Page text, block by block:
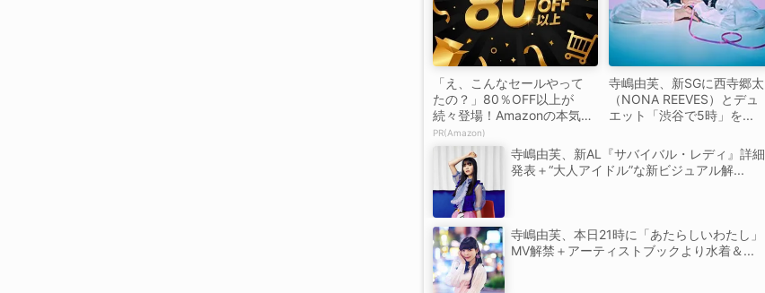
「え、こんなセールやって
たの？」80％OFF以上が
続々登場！Amazonの本気
が...
PR(Amazon)
寺嶋由芙、新SGに西寺郷太
（NONA REEVES）とデュ
エット「渋谷で5時」を...
寺嶋由芙、新AL『サバイバル・レディ』詳細
発表＋“大人アイドル”な新ビジュアル解...
寺嶋由芙、本日21時に「あたらしいわたし」
MV解禁＋アーティストブックより水着＆...